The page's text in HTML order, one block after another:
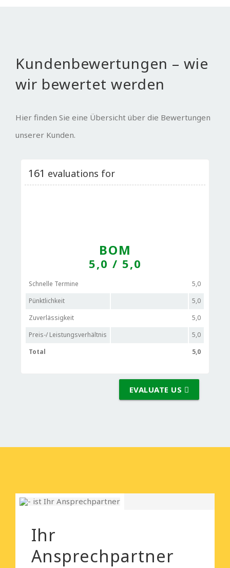
Kundenbewertungen – wie
wir bewertet werden
Hier finden Sie eine Übersicht über die Bewertungen
unserer Kunden.
161 evaluations for
BOM
5,0 / 5,0
Schnelle Termine
5,0
Pünktlichkeit
5,0
Zuverlässigkeit
5,0
Preis-/ Leistungsverhältnis
5,0
Total
5,0
EVALUATE US
Ihr
Ansprechpartner